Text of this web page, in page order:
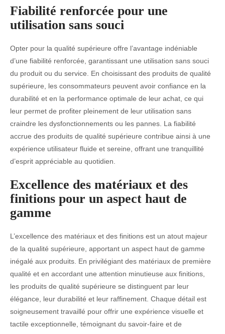
Fiabilité renforcée pour une
utilisation sans souci
Opter pour la qualité supérieure offre l’avantage indéniable
d’une fiabilité renforcée, garantissant une utilisation sans souci
du produit ou du service. En choisissant des produits de qualité
supérieure, les consommateurs peuvent avoir confiance en la
durabilité et en la performance optimale de leur achat, ce qui
leur permet de profiter pleinement de leur utilisation sans
craindre les dysfonctionnements ou les pannes. La fiabilité
accrue des produits de qualité supérieure contribue ainsi à une
expérience utilisateur fluide et sereine, offrant une tranquillité
d’esprit appréciable au quotidien.
Excellence des matériaux et des
finitions pour un aspect haut de
gamme
L’excellence des matériaux et des finitions est un atout majeur
de la qualité supérieure, apportant un aspect haut de gamme
inégalé aux produits. En privilégiant des matériaux de première
qualité et en accordant une attention minutieuse aux finitions,
les produits de qualité supérieure se distinguent par leur
élégance, leur durabilité et leur raffinement. Chaque détail est
soigneusement travaillé pour offrir une expérience visuelle et
tactile exceptionnelle, témoignant du savoir-faire et de